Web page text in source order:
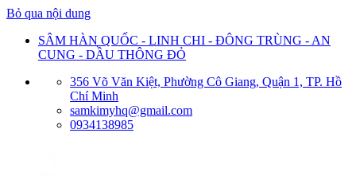
Bỏ qua nội dung
SÂM HÀN QUỐC - LINH CHI - ĐÔNG TRÙNG - AN
CUNG - DẦU THÔNG ĐỎ
356 Võ Văn Kiệt, Phường Cô Giang, Quận 1, TP. Hồ
Chí Minh
samkimyhq@gmail.com
0934138985